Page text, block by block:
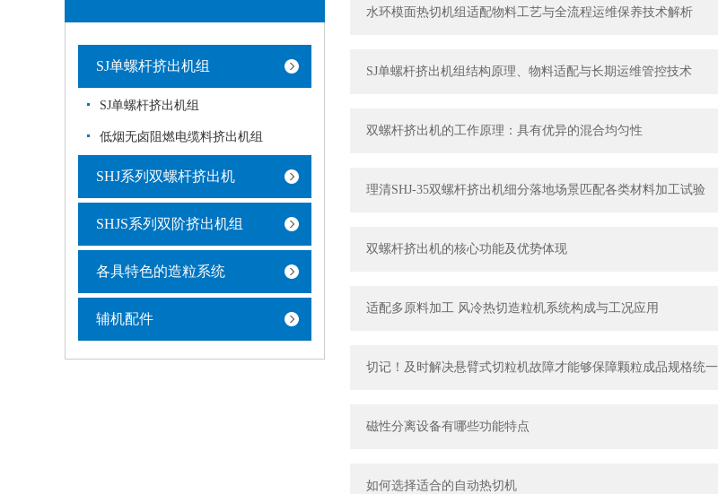
SJ单螺杆挤出机组
SJ单螺杆挤出机组
低烟无卤阻燃电缆料挤出机组
SHJ系列双螺杆挤出机
SHJS系列双阶挤出机组
各具特色的造粒系统
辅机配件
水环模面热切机组适配物料工艺与全流程运维保养技术解析
SJ单螺杆挤出机组结构原理、物料适配与长期运维管控技术
双螺杆挤出机的工作原理：具有优异的混合均匀性
理清SHJ-35双螺杆挤出机细分落地场景匹配各类材料加工试验
双螺杆挤出机的核心功能及优势体现
适配多原料加工 风冷热切造粒机系统构成与工况应用
切记！及时解决悬臂式切粒机故障才能够保障颗粒成品规格统一
磁性分离设备有哪些功能特点
如何选择适合的自动热切机